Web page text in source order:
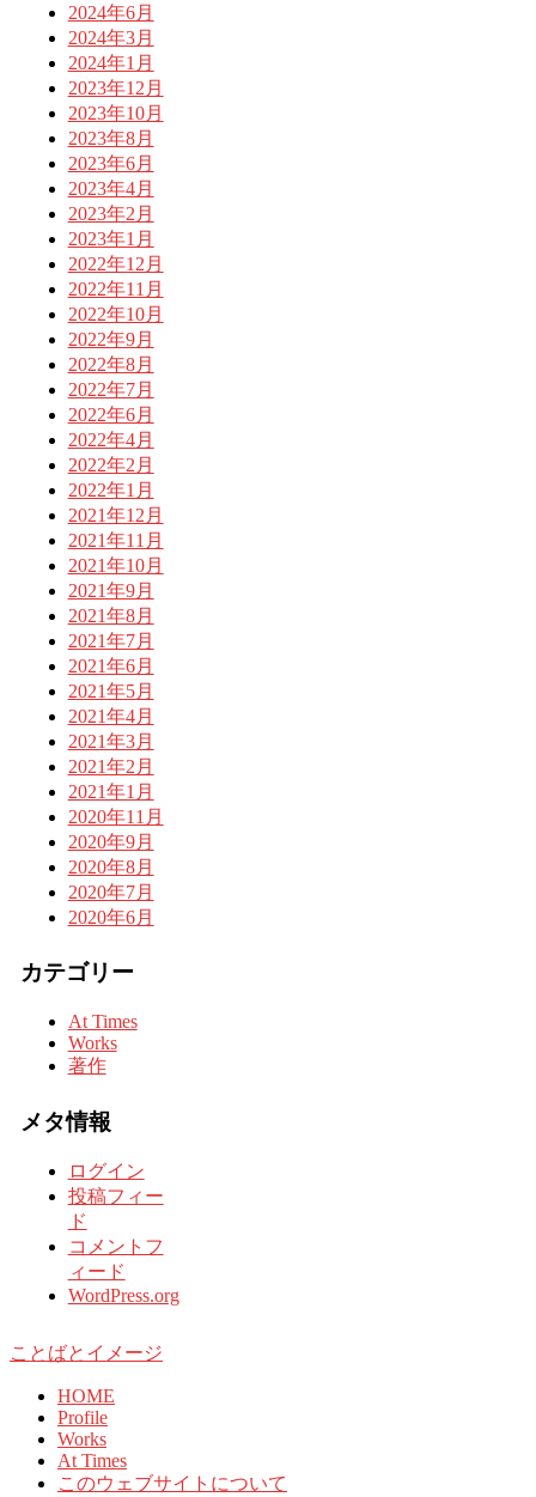
2024年6月
2024年3月
2024年1月
2023年12月
2023年10月
2023年8月
2023年6月
2023年4月
2023年2月
2023年1月
2022年12月
2022年11月
2022年10月
2022年9月
2022年8月
2022年7月
2022年6月
2022年4月
2022年2月
2022年1月
2021年12月
2021年11月
2021年10月
2021年9月
2021年8月
2021年7月
2021年6月
2021年5月
2021年4月
2021年3月
2021年2月
2021年1月
2020年11月
2020年9月
2020年8月
2020年7月
2020年6月
カテゴリー
At Times
Works
著作
メタ情報
ログイン
投稿フィー
ド
コメントフ
ィード
WordPress.org
ことばとイメージ
HOME
Profile
Works
At Times
このウェブサイトについて